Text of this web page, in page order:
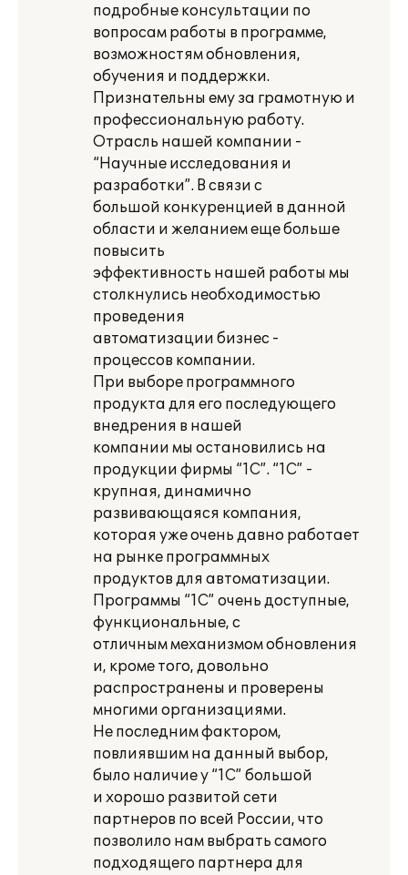
подробные консультации по
вопросам работы в программе,
возможностям обновления,
обучения и поддержки.
Признательны ему за грамотную и
профессиональную работу.
Отрасль нашей компании -
“Научные исследования и
разработки”. В связи с
большой конкуренцией в данной
области и желанием еще больше
повысить
эффективность нашей работы мы
столкнулись необходимостью
проведения
автоматизации бизнес -
процессов компании.
При выборе программного
продукта для его последующего
внедрения в нашей
компании мы остановились на
продукции фирмы “1С”. “1С” -
крупная, динамично
развивающаяся компания,
которая уже очень давно работает
на рынке программных
продуктов для автоматизации.
Программы “1С” очень доступные,
функциональные, с
отличным механизмом обновления
и, кроме того, довольно
распространены и проверены
многими организациями.
Не последним фактором,
повлиявшим на данный выбор,
было наличие у “1С” большой
и хорошо развитой сети
партнеров по всей России, что
позволило нам выбрать самого
подходящего партнера для